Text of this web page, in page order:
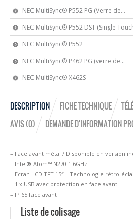
NEC MultiSync® P552 PG (Verre de...
NEC MultiSync® P552 DST (Single
NEC MultiSync® P552
NEC MultiSync® P462 PG (verre de...
NEC MultiSync® X462S
DESCRIPTION FICHE TECHNIQUE
AVIS (0)
DEMANDE D'INFORMATION
– Face avant métal / Disponible en version
– Intel® Atom™ N270 1.6GHz
– Ecran LCD TFT 15″ – Technologie rétro-
– 1 x USB avec protection en face avant
– IP 65 face avant
Liste de colisage